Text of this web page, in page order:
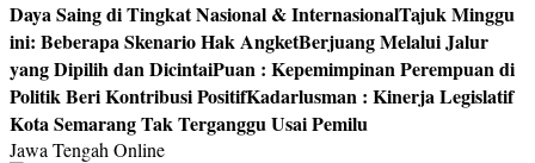
Daya Saing di Tingkat Nasional & InternasionalTajuk Minggu
ini: Beberapa Skenario Hak AngketBerjuang Melalui Jalur
yang Dipilih dan DicintaiPuan : Kepemimpinan Perempuan di
Politik Beri Kontribusi PositifKadarlusman : Kinerja Legislatif
Kota Semarang Tak Terganggu Usai Pemilu
Jawa Tengah Online